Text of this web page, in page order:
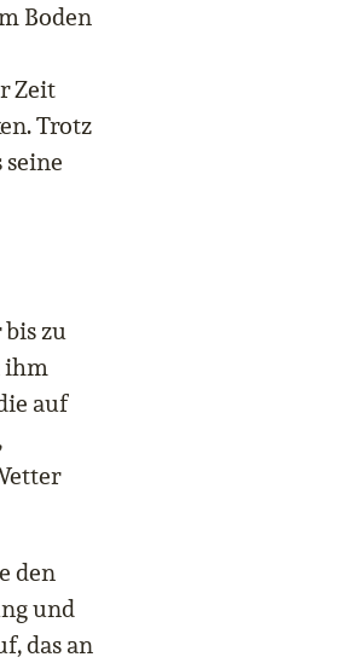
Boden
Zeit
Trotz
zu
ihm
auf
den
und
das an